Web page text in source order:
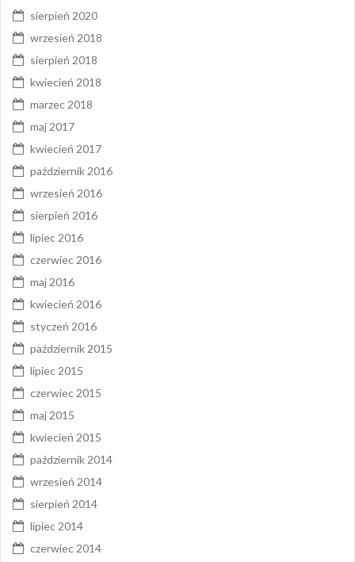
sierpień 2020
wrzesień 2018
sierpień 2018
kwiecień 2018
marzec 2018
maj 2017
kwiecień 2017
październik 2016
wrzesień 2016
sierpień 2016
lipiec 2016
czerwiec 2016
maj 2016
kwiecień 2016
styczeń 2016
październik 2015
lipiec 2015
czerwiec 2015
maj 2015
kwiecień 2015
październik 2014
wrzesień 2014
sierpień 2014
lipiec 2014
czerwiec 2014